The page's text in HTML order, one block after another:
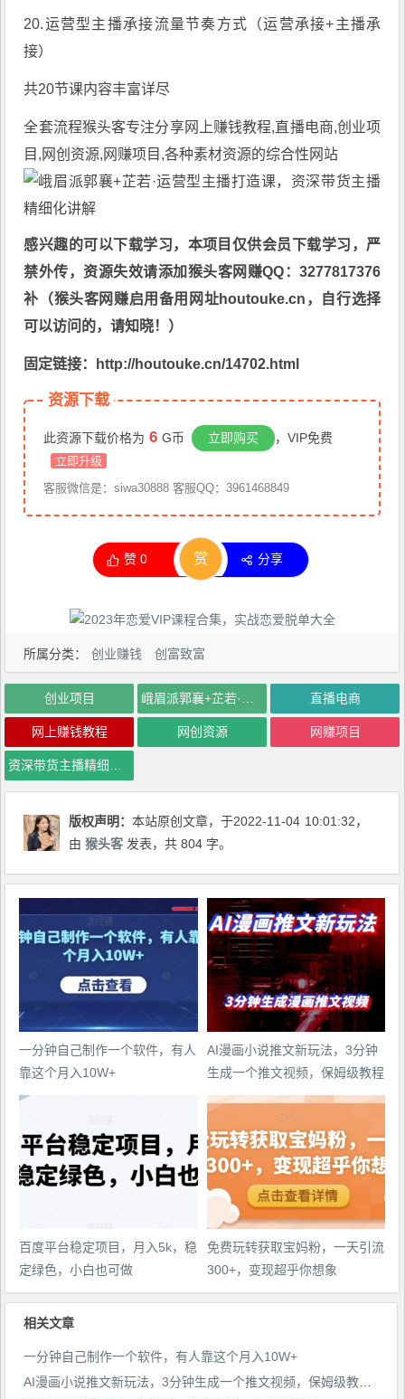
20.运营型主播承接流量节奏方式（运营承接+主播承
接）
共20节课内容丰富详尽
全套流程猴头客专注分享网上赚钱教程,直播电商,创业项
目,网创资源, 网赚项目 ,各种素材资源的综合性网站
感兴趣的可以下载学习，本项目仅供会员下载学习，严
禁外传，资源失效请添加猴头客网赚QQ：3277817376
补（猴头客网赚启用备用网址houtouke.cn，自行选择
可以访问的，请知晓！）
固定链接：http://houtouke.cn/14702.html
资源下载
此资源下载价格为 6 G币 立即购买 ，VIP免费
立即升级
客服微信是：siwa30888 客服QQ：3961468849
赞0 赏 分享
所属分类： 创业赚钱 创富致富
创业项目 直播电商
网上赚钱教程 网创资源 网赚项目
版权声明：本站原创文章，于2022-11-04 10:01:32，
由猴头客 发表，共 804 字。
一分钟自己制作一个软件，有人
靠这个月入10W+
AI漫画小说推文新玩法，3分钟
生成一个推文视频，保姆级教程
【配项目操作和软件教程】
百度平台稳定项目，月入5k，稳
定绿色，小白也可做
免费玩转获取宝妈粉，一天引流
300+，变现超乎你想象
相关文章
一分钟自己制作一个软件，有人靠这个月入10W+